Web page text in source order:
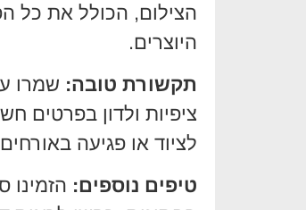
הצילום, הכולל את כל
היוצרים.
תקשורת טובה: שמרו
ציפיות ולדון בפרטים
לציוד או פגיעה
טיפים נוספים: